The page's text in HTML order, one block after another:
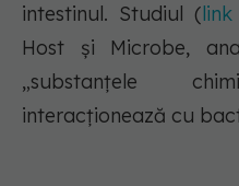
intestinul. Studiul (
Host și Microbe,
„substanțele
interacționează cu